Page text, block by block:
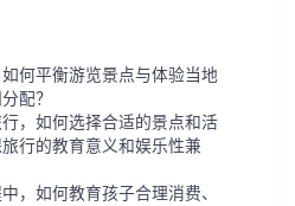
何平衡游览景点与体验当地
配？
，如何选择合适的景点和活
行的教育意义和娱乐性兼
，如何教育孩子合理消费、